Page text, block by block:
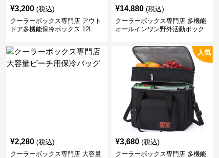
¥3,200 (税込)
クーラーボックス専門店 アウト
ドア多機能保冷ボックス 12L
¥14,880 (税込)
クーラーボックス専門店 多機能
オールインワン野外活動ボック
¥2,280 (税込)
クーラーボックス専門店 大容量
人気
¥3,680 (税込)
クーラーボックス専門店 多機能